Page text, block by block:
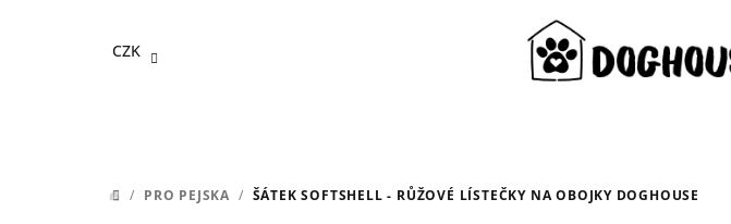
CZK
DOMŮ
/ PRO PEJSKA / ŠÁTEK SOFTSHELL - RŮŽOVÉ LÍSTEČKY NA OBOJKY DOGHOUSE